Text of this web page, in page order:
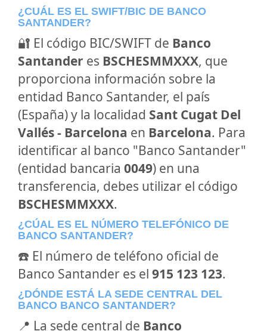
¿CUÁL ES EL SWIFT/BIC DE BANCO
SANTANDER?
🔐 El código BIC/SWIFT de Banco
Santander es BSCHESMMXXX, que
proporciona información sobre la
entidad Banco Santander, el país
(España) y la localidad Sant Cugat Del
Vallés - Barcelona en Barcelona. Para
identificar al banco "Banco Santander"
(entidad bancaria 0049) en una
transferencia, debes utilizar el código
BSCHESMMXXX.
¿CÚAL ES EL NÚMERO TELEFÓNICO DE
BANCO SANTANDER?
☎️ El número de teléfono oficial de
Banco Santander es el 915 123 123.
¿DÓNDE ESTÁ LA SEDE CENTRAL DEL
BANCO BANCO SANTANDER?
📍 La sede central de Banco